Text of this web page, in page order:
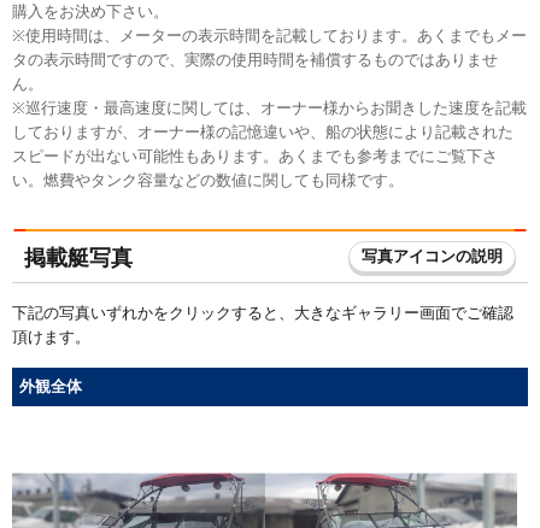
購入をお決め下さい。
※使用時間は、メーターの表示時間を記載しております。あくまでもメー
タの表示時間ですので、実際の使用時間を補償するものではありませ
ん。
※巡行速度・最高速度に関しては、オーナー様からお聞きした速度を記載
しておりますが、オーナー様の記憶違いや、船の状態により記載された
スピードが出ない可能性もあります。あくまでも参考までにご覧下さ
い。燃費やタンク容量などの数値に関しても同様です。
掲載艇写真 写真アイコンの説明
下記の写真いずれかをクリックすると、大きなギャラリー画面でご確認
頂けます。
外観全体